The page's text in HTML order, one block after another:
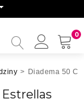
0
My
> Diadema 50